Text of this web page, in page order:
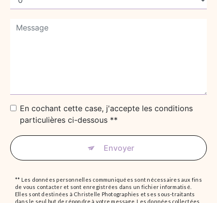
En cochant cette case, j'accepte les conditions
particulières ci-dessous **
Envoyer
** Les données personnelles communiquées sont nécessaires aux fins
de vous contacter et sont enregistrées dans un fichier informatisé.
Elles sont destinées à Christelle Photographies et ses sous-traitants
dans le seul but de répondre à votre message. Les données collectées